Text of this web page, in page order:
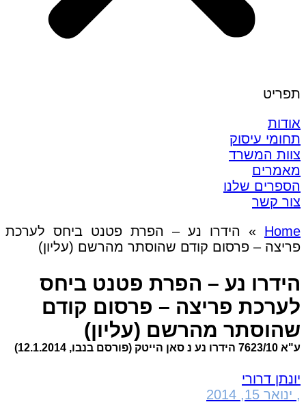
תפריט
אודות
תחומי עיסוק
צוות המשרד
מאמרים
הספרים שלנו
צור קשר
Home
» הידרו נע – הפרת פטנט ביחס לערכת
פריצה – פרסום קודם שהוסתר מהרשם (עליון)
הידרו נע – הפרת פטנט ביחס
לערכת פריצה – פרסום קודם
שהוסתר מהרשם (עליון)
ע"א 7623/10 הידרו נע נ סאן הייטק (פורסם בנבו, 12.1.2014)
יונתן דרורי
, ינואר 15, 2014